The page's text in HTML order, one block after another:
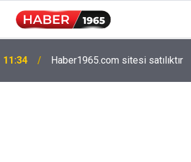
15:52
hesaplarda